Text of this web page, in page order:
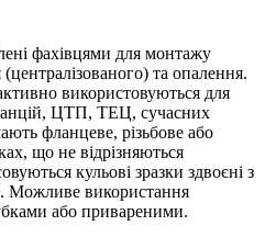
фахівцями для монтажу
та опалення.
використовуються для
ЦТП, ТЕЦ, сучасних
фланцеве, різьбове або
що не відрізняються
кульові зразки здвоєні з
Можливе використання
або привареними.